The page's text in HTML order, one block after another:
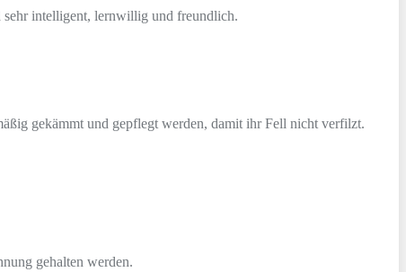
sehr intelligent, lernwillig und freundlich.
gekämmt und gepflegt werden, damit ihr Fell nicht verfilzt.
gehalten werden.